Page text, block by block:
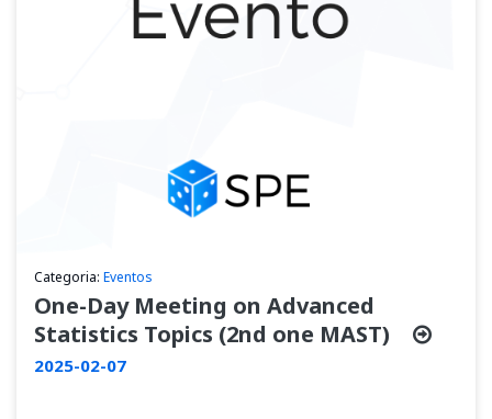
Categoria: Eventos
One-Day Meeting on Advanced
Statistics Topics (2nd one MAST)
2025-02-07